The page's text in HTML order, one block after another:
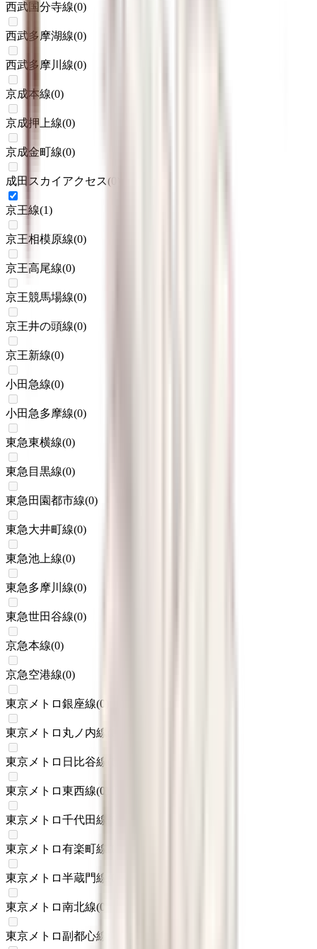
西武国分寺線(0)
西武多摩湖線(0)
西武多摩川線(0)
京成本線(0)
京成押上線(0)
京成金町線(0)
成田スカイアクセス(0
京王線(1)
京王相模原線(0)
京王高尾線(0)
京王競馬場線(0)
京王井の頭線(0)
京王新線(0)
小田急線(0)
小田急多摩線(0)
東急東横線(0)
東急目黒線(0)
東急田園都市線(0)
東急大井町線(0)
東急池上線(0)
東急多摩川線(0)
東急世田谷線(0)
京急本線(0)
京急空港線(0)
東京メトロ銀座線(0
東京メトロ丸ノ内線
東京メトロ日比谷線
東京メトロ東西線(0
東京メトロ千代田線
東京メトロ有楽町線
東京メトロ半蔵門線
東京メトロ南北線(0
東京メトロ副都心線